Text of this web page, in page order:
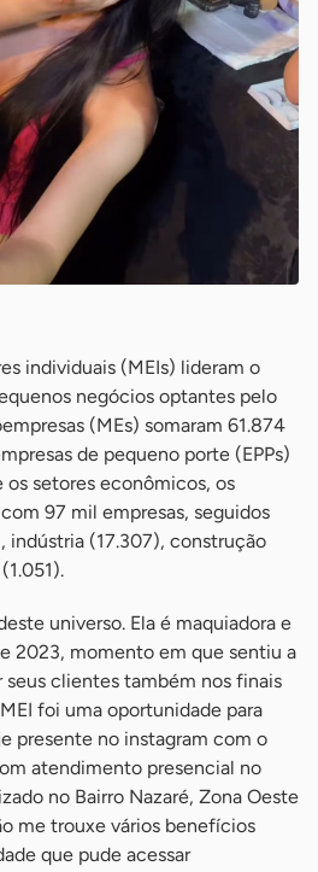
individuais (MEIs) lideram o
negócios optantes pelo
(MEs) somaram 61.874
de pequeno porte (EPPs)
setores econômicos, os
97 mil empresas, seguidos
indústria (17.307), construção
universo. Ela é maquiadora e
2023, momento em que sentiu a
seus clientes também nos finais
foi uma oportunidade para
presente no instagram com o
atendimento presencial no
no Bairro Nazaré, Zona Oeste
me trouxe vários benefícios
que pude acessar